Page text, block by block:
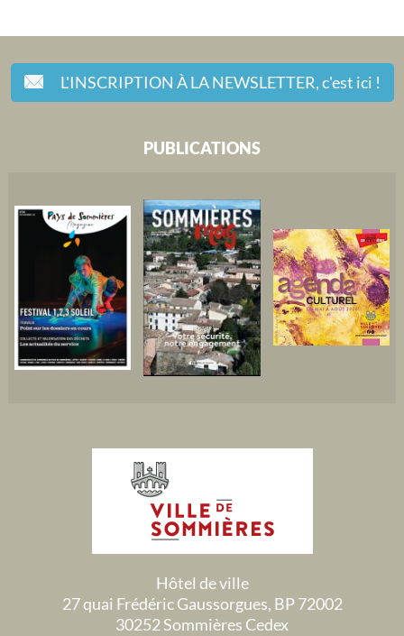
L'INSCRIPTION À LA NEWSLETTER,c'est ici !
PUBLICATIONS
Hôtel de ville
27 quai Frédéric Gaussorgues, BP 72002
30252 Sommières Cedex